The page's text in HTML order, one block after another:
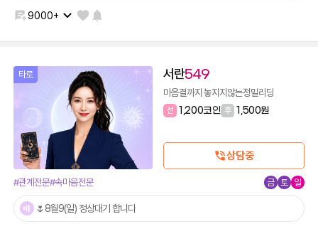
9000+
타로 서란549
마음결까지 놓지지않는정밀리딩
선 1,200코인 후 1,500원
상담중
#관계전문#속마음전문 금 토 일
🌷8월9(일) 정상대기 합니다